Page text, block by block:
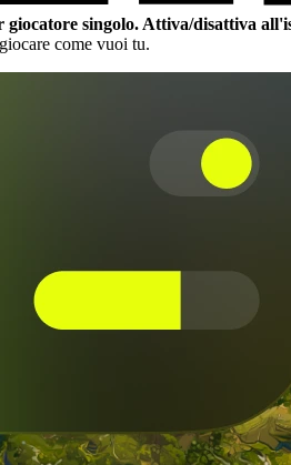
giocatore singolo. Attiva/disattiva
come vuoi tu.